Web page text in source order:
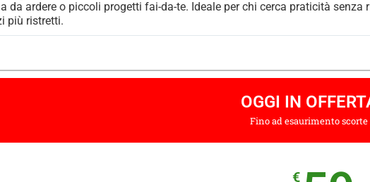
da ardere o piccoli progetti fai-da-te. Ideale per chi cerca praticità
più ristretti.
OGGI IN
Fino ad esaurimento scorte
€